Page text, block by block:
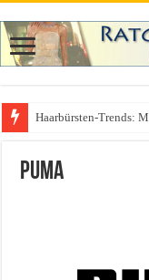
Haarbürsten-Trends:
Was zieht man auf
Puma